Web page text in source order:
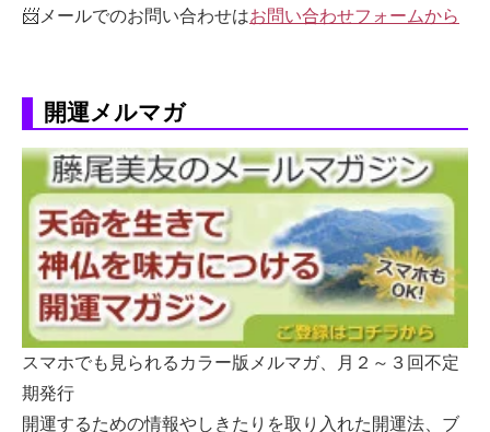
📨メールでのお問い合わせはお問い合わせフォームから
開運メルマガ
スマホでも見られるカラー版メルマガ、月２～３回不定
期発行
開運するための情報やしきたりを取り入れた開運法、ブ